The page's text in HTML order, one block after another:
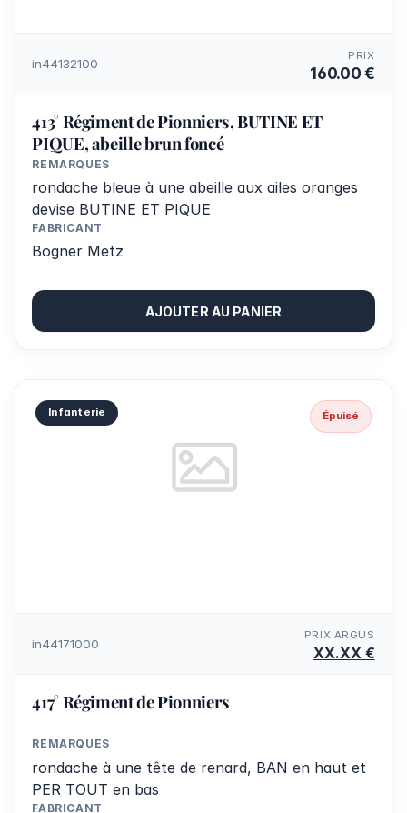
in44132100
PRIX
160.00 €
413° Régiment de Pionniers, BUTINE ET
PIQUE, abeille brun foncé
REMARQUES
rondache bleue à une abeille aux ailes oranges
devise BUTINE ET PIQUE
FABRICANT
Bogner Metz
AJOUTER AU PANIER
Infanterie Épuisé
in44171000
PRIX ARGUS
XX.XX €
417° Régiment de Pionniers
REMARQUES
rondache à une tête de renard, BAN en haut et
PER TOUT en bas
FABRICANT